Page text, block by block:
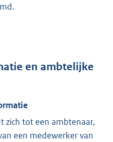
en ambtelijke
zich tot een ambtenaar,
een medewerker van